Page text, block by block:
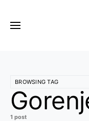
BROWSING TAG
1 post